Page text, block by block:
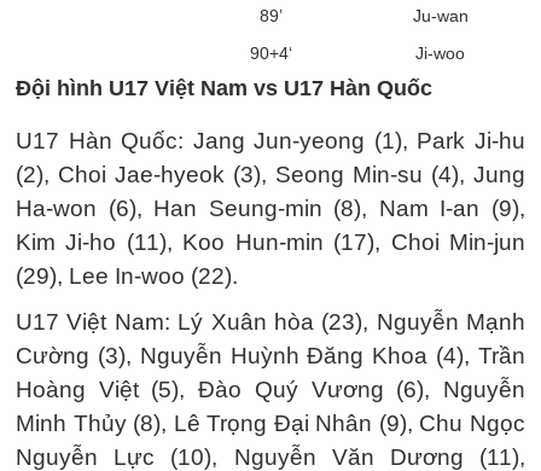
89’
Ju-wan
90+4‘
Ji-woo
Đội hình U17 Việt Nam vs U17 Hàn Quốc
U17 Hàn Quốc: Jang Jun-yeong (1), Park Ji-hu
(2), Choi Jae-hyeok (3), Seong Min-su (4), Jung
Ha-won (6), Han Seung-min (8), Nam I-an (9),
Kim Ji-ho (11), Koo Hun-min (17), Choi Min-jun
(29), Lee In-woo (22).
U17 Việt Nam: Lý Xuân hòa (23), Nguyễn Mạnh
Cường (3), Nguyễn Huỳnh Đăng Khoa (4), Trần
Hoàng Việt (5), Đào Quý Vương (6), Nguyễn
Minh Thủy (8), Lê Trọng Đại Nhân (9), Chu Ngọc
Nguyễn Lực (10), Nguyễn Văn Dương (11),